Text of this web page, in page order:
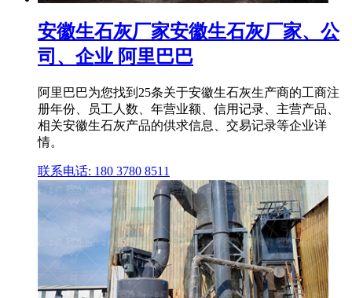
安徽生石灰厂家安徽生石灰厂家、公
司、企业 阿里巴巴
阿里巴巴为您找到25条关于安徽生石灰生产商的工商注
册年份、员工人数、年营业额、信用记录、主营产品、
相关安徽生石灰产品的供求信息、交易记录等企业详
情。
联系电话: 180 3780 8511